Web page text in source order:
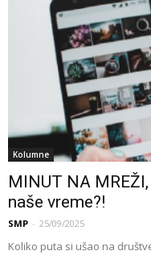
Kolumne
MINUT NA
naše vreme?!
SMP - 25/09/2025
Koliko puta si ušao na